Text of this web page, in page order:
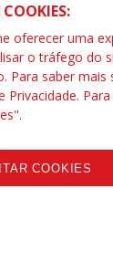
oferecer uma
o tráfego do
Para saber mais
Privacidade.
COOKIES